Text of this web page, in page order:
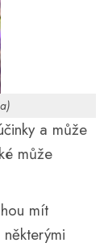
a může
může
mít